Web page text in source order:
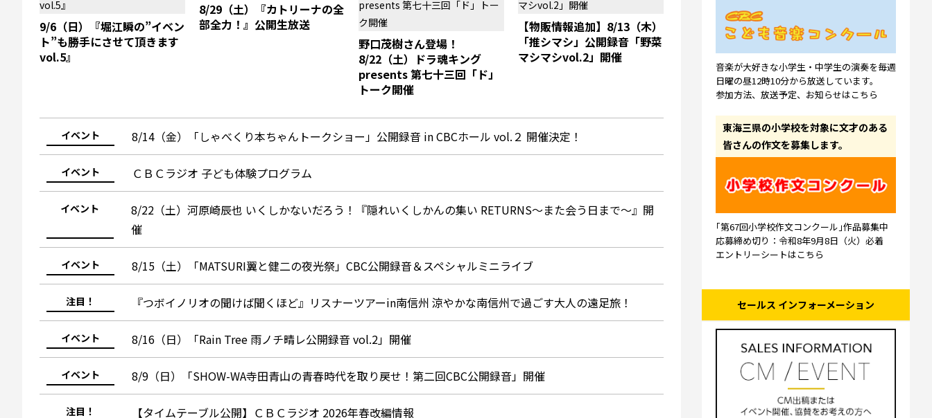
9/6（日）『堀江瞬の”イベン
ト”も勝手にさせて頂きます
vol.5』
8/29（土）『カトリーナの全
部全力！』公開生放送
野口茂樹さん登場！
8/22（土）ドラ魂キング
presents 第七十三回「ド」
トーク開催
【物販情報追加】8/13（木）
「推シマシ」公開録音「野菜
マシマシvol.2」開催
イベント 8/14（金）「しゃべくり本ちゃんトークショー」公開録音 in CBCホール vol.２ 開催決定！
イベント ＣＢＣラジオ 子ども体験プログラム
イベント
8/22（土）河原崎辰也 いくしかないだろう！『隠れいくしかんの集い RETURNS～また会う日まで～』開
催
イベント 8/15（土）「MATSURI翼と健二の夜光祭」CBC公開録音＆スペシャルミニライブ
注目！ 『つボイノリオの聞けば聞くほど』リスナーツアーin南信州 涼やかな南信州で過ごす大人の遠足旅！
イベント 8/16（日）「Rain Tree 雨ノチ晴レ公開録音 vol.2」開催
イベント 8/9（日）「SHOW-WA寺田青山の青春時代を取り戻せ！第二回CBC公開録音」開催
注目！ 【タイムテーブル公開】ＣＢＣラジオ 2026年春改編情報
音楽が大好きな小学生・中学生の演奏を毎週
日曜の昼12時10分から放送しています。
参加方法、放送予定、お知らせはこちら
東海三県の小学校を対象に文才のある
皆さんの作文を募集します。
｢第67回小学校作文コンクール｣作品募集中
応募締め切り：令和8年9月8日（火）必着
エントリーシートはこちら
セールス インフォーメーション